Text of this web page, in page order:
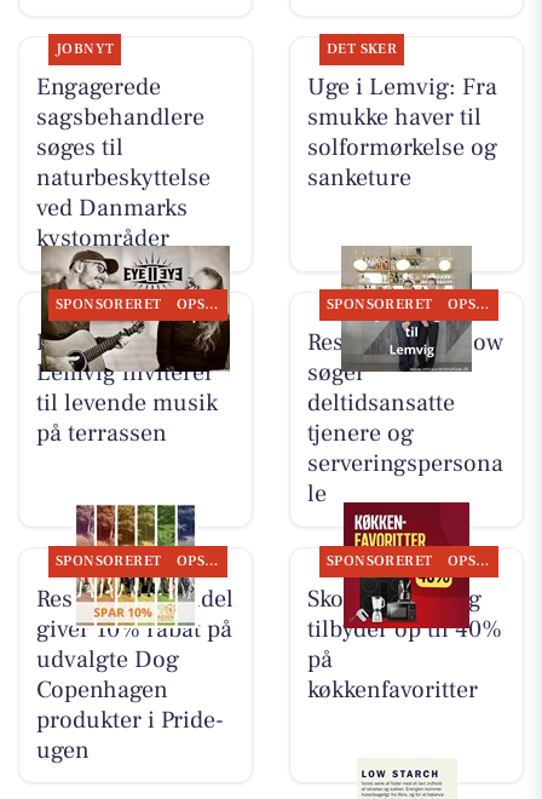
JOBNYT
Engagerede
sagsbehandlere
søges til
naturbeskyttelse
ved Danmarks
kystområder
DET SKER
Uge i Lemvig: Fra
smukke haver til
solformørkelse og
sanketure
SPONSORERET OPSLAGSTAVLEN
Restaurant Luna
Lemvig inviterer
til levende musik
på terrassen
SPONSORERET OPSLAGSTAVLEN
Restaurant Mellow
søger
deltidsansatte
tjenere og
serveringspersona
le
SPONSORERET OPSLAGSTAVLEN
Resen Landhandel
giver 10% rabat på
udvalgte Dog
Copenhagen
produkter i Pride-
ugen
SPONSORERET OPSLAGSTAVLEN
Skousen Lemvig
tilbyder op til 40%
på
køkkenfavoritter